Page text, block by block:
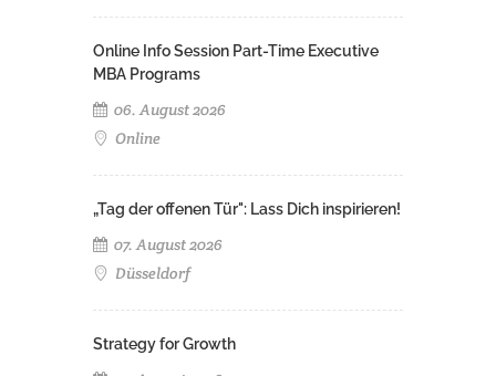
Online Info Session Part-Time Executive
MBA Programs
06. August 2026
Online
„Tag der offenen Tür": Lass Dich inspirieren!
07. August 2026
Düsseldorf
Strategy for Growth